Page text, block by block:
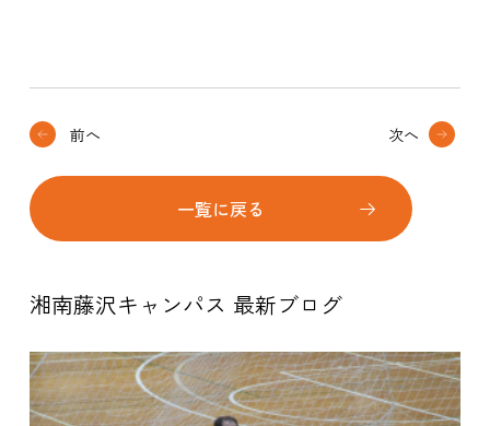
前へ
一覧に戻る
次へ
湘南藤沢キャンパス 最新ブログ